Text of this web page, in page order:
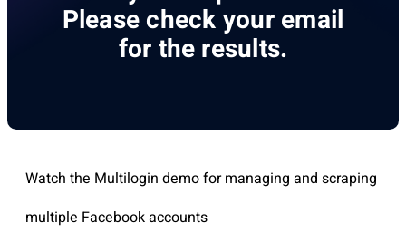
Please check your email
for the results.
Watch the Multilogin demo for managing and scraping
multiple Facebook accounts